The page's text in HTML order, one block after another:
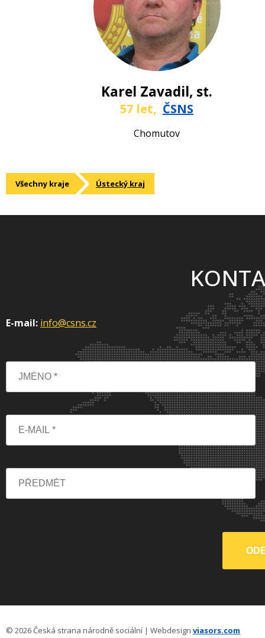
Karel Zavadil, st.
57 let, ČSNS
Chomutov
Všechny kraje Ústecký kraj
E-mail: info@csns.cz
© 2026 Česká strana národně sociální | Webdesign viasors.com